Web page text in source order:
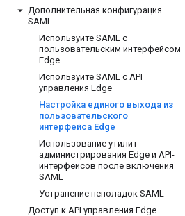
Дополнительная конфигурация
SAML
Используйте SAML с
пользовательским интерфейсом
Edge
Используйте SAML с API
управления Edge
Настройка единого выхода из
пользовательского
интерфейса Edge
Использование утилит
администрирования Edge и API-
интерфейсов после включения
SAML
Устранение неполадок SAML
Доступ к API управления Edge